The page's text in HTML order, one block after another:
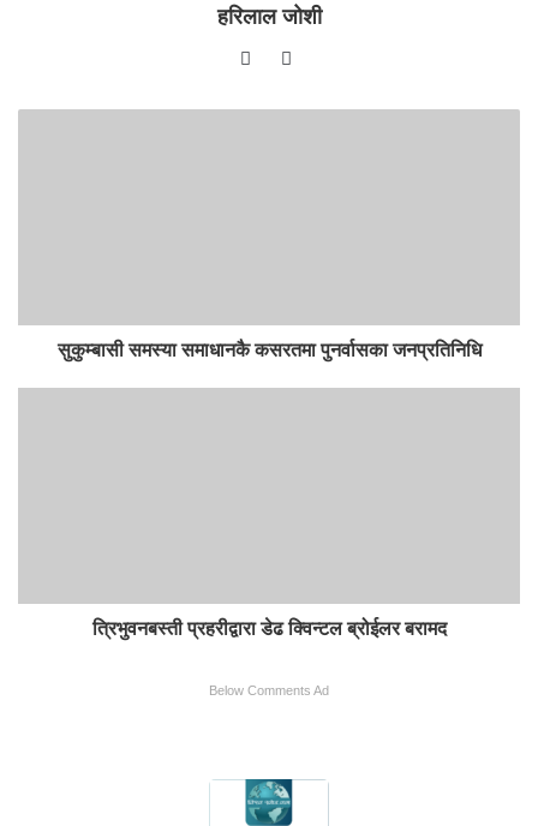
हरिलाल जोशी
b
c
सुकुम्बासी समस्या समाधानकै कसरतमा पुनर्वासका जनप्रतिनिधि
त्रिभुवनबस्ती प्रहरीद्वारा डेढ क्विन्टल ब्रोईलर बरामद
Below Comments Ad